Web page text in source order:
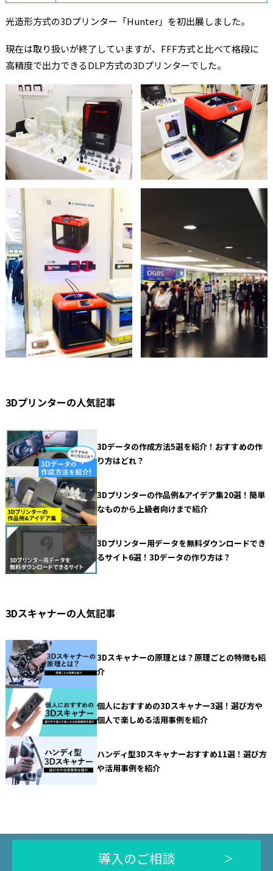
光造形方式の3Dプリンター「Hunter」を初出展しました。
現在は取り扱いが終了していますが、FFF方式と比べて格段に
高精度で出力できるDLP方式の3Dプリンターでした。
3Dプリンターの人気記事
3Dデータの作成方法5選を紹介！おすすめの作
り方はどれ？
3Dプリンターの作品例&アイデア集20選！簡単
なものから上級者向けまで紹介
3Dプリンター用データを無料ダウンロードでき
るサイト6選！3Dデータの作り方は？
3Dスキャナーの人気記事
3Dスキャナーの原理とは？原理ごとの特徴も紹
介
個人におすすめの3Dスキャナー3選！選び方や
個人で楽しめる活用事例を紹介
ハンディ型3Dスキャナーおすすめ11選！選び方
や活用事例を紹介
導入のご相談